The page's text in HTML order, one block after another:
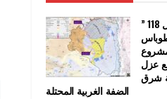
” 118 ألف دونم مهددة بالعزل
عزل
شرق
الضفة الغربية المحتلة